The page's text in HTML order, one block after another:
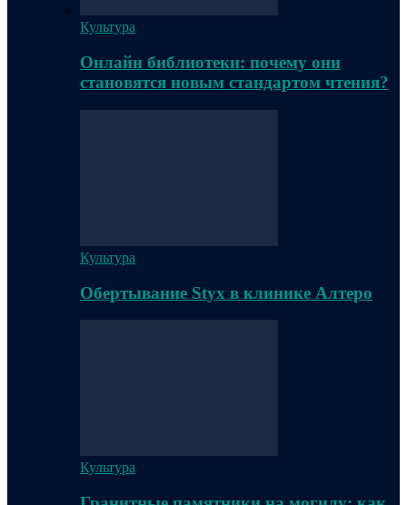
Культура
Онлайн библиотеки: почему они
становятся новым стандартом чтения?
Культура
Обертывание Styx в клинике Алтеро
Культура